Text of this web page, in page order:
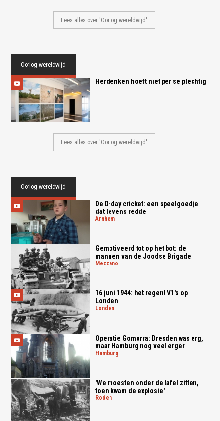
Lees alles over 'Oorlog wereldwijd'
Oorlog wereldwijd
Herdenken hoeft niet per se plechtig
Lees alles over 'Oorlog wereldwijd'
Oorlog wereldwijd
De D-day cricket: een speelgoedje
dat levens redde
arnhem
Gemotiveerd tot op het bot: de
mannen van de Joodse Brigade
mezzano
16 juni 1944: het regent V1's op
Londen
londen
Operatie Gomorra: Dresden was erg,
maar Hamburg nog veel erger
hamburg
'We moesten onder de tafel zitten,
toen kwam de explosie'
roden